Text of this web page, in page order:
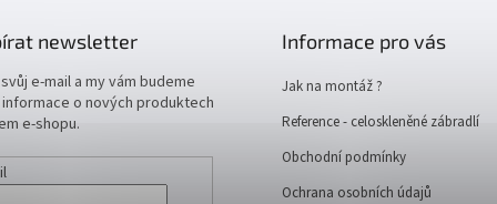
newsletter
e-mail a my vám budeme
o nových produktech
e-shopu.
Informace pro vás
Jak na montáž ?
Reference - celoskleněné zábradlí
Obchodní podmínky
Ochrana osobních údajů